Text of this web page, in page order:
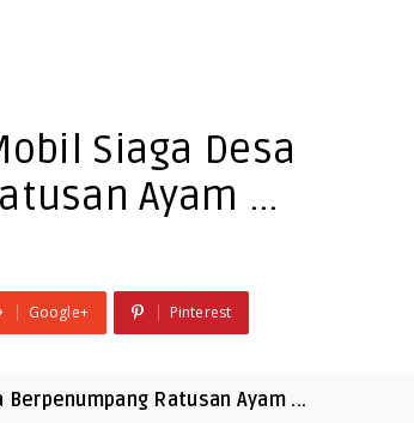
Siaga Desa
Ayam ...
Google+ Pinterest
Ratusan Ayam ...